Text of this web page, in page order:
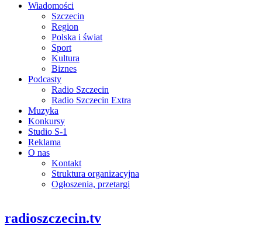
Wiadomości
Szczecin
Region
Polska i świat
Sport
Kultura
Biznes
Podcasty
Radio Szczecin
Radio Szczecin Extra
Muzyka
Konkursy
Studio S-1
Reklama
O nas
Kontakt
Struktura organizacyjna
Ogłoszenia, przetargi
radioszczecin.tv